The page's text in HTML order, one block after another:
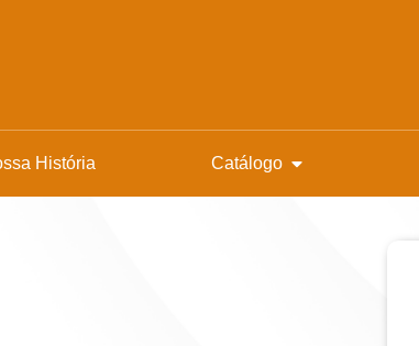
História Catálogo